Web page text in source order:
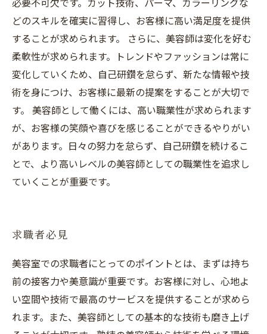
どのスキルを確実に習得し、お客様に高い満足度を提供
することが求められます。 さらに、美容師は変化を好む
柔軟性が求められます。トレンドやファッションは常に
変化していくため、自己研鑽を怠らず、新たな情報や技
術を身につけ、お客様に最新の提案をすることが大切で
す。 美容師として働くには、高い職業性が求められます
が、お客様の笑顔や喜びを感じることができるやりがい
があります。日々の努力を怠らず、自己研鑽を続けるこ
とで、より高いレベルの美容師としての職業性を追求し
ていくことが重要です。
求職者必見
美容室での求職者にとってのポイントとは、まずは持ち
前の接客力や美意識が重要です。お客様に対し、心地よ
い空間や技術で最高のサービスを提供することが求めら
れます。また、美容師としての基本的な技術も磨き上げ